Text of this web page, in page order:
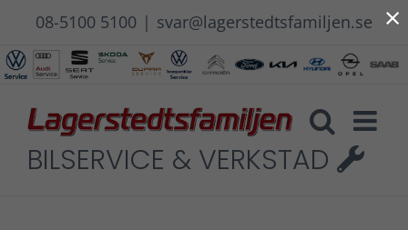
innehållet
08-5100 5100 | svar@lagerstedtsfamiljen.se
BILSERVICE & VERKSTAD
×